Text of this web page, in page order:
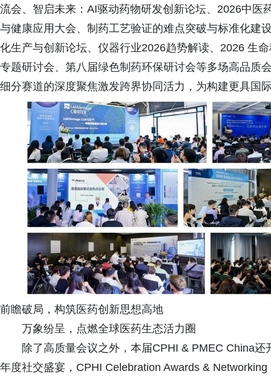
流会、智启未来：AI驱动药物研发创新论坛、2026中
与健康应用大会、制药工艺验证的难点突破与标准化建
化生产与创新论坛、仪器行业2026趋势解读、2026 生
专题研讨会、第八届绿色制药环保研讨会等多场高品质
细分赛道的深度聚焦激发跨界协同活力，为构建更具国
前瞻破局，构筑医药创新思想高地
万象纷呈，点燃全球医药生态活力圈
除了高质量会议之外，本届CPHI & PMEC China
年度社交盛宴，CPHI Celebration Awards &